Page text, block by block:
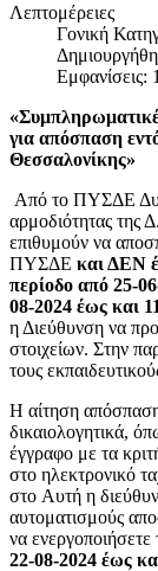
Λεπτομέρειες
Γονική
Εμφανίσεις:
για απόσπαση
Θεσσαλονίκης»
Από το ΠΥΣΔΕ Δυτ.
αρμοδιότητας της
επιθυμούν να
ΠΥΣΔΕ και ΔΕΝ
περίοδο από 25-
08-2024 έως και
η Διεύθυνση να
στοιχείων. Στην
τους
Η αίτηση
δικαιολογητικά,
έγγραφο με τα
στο ηλεκτρονικό
στο Αυτή η
αυτοματισμούς
να
22-08-2024 έως